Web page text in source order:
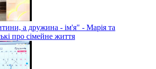
а дружина - ім'я" - Марія та
про сімейне життя